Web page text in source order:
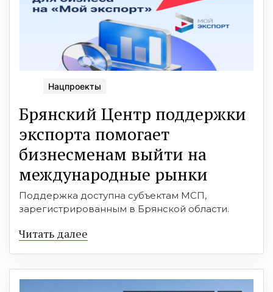
Нацпроекты
Брянский Центр поддержки
экспорта помогает
бизнесменам выйти на
международные рынки
Поддержка доступна субъектам МСП,
зарегистрированным в Брянской области.
Читать далее